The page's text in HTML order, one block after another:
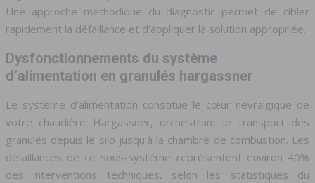
Une approche méthodique du diagnostic permet de cibler
rapidement la défaillance et d’appliquer la solution appropriée.
Dysfonctionnements du système
d’alimentation en granulés hargassner
Le système d’alimentation constitue le cœur névralgique de
votre chaudière Hargassner, orchestrant le transport des
granulés depuis le silo jusqu’à la chambre de combustion. Les
défaillances de ce sous-système représentent environ 40%
des interventions techniques, selon les statistiques du